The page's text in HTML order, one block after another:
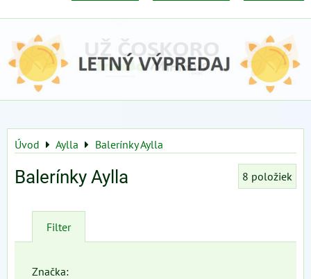
Úvod Aylla Balerínky Aylla
Balerínky Aylla 8 položiek
Filter
Značka: